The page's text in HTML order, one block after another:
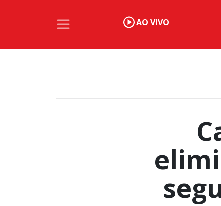
AO VIVO